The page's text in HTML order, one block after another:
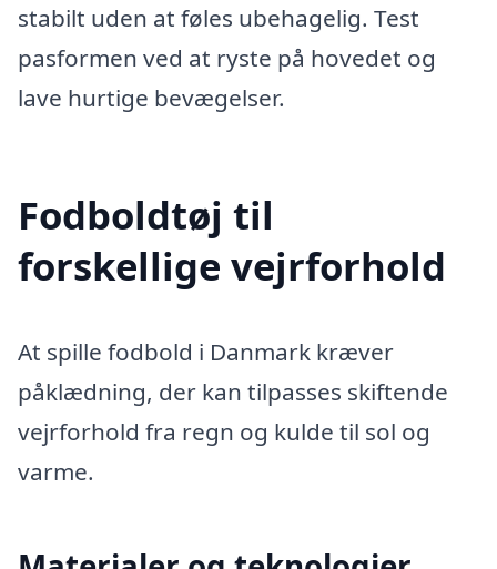
stabilt uden at føles ubehagelig. Test
pasformen ved at ryste på hovedet og
lave hurtige bevægelser.
Fodboldtøj til
forskellige vejrforhold
At spille fodbold i Danmark kræver
påklædning, der kan tilpasses skiftende
vejrforhold fra regn og kulde til sol og
varme.